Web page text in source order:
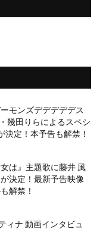
モンズデデデデデス
幾田りらによるスペシ
決定！本予告も解禁！
は』主題歌に藤井 風
決定！最新予告映像
解禁！
ィナ 動画インタビュ